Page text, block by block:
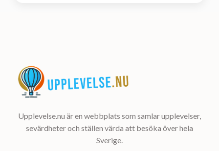
Upplevelse.nu är en webbplats som samlar upplevelser,
sevärdheter och ställen värda att besöka över hela
Sverige.